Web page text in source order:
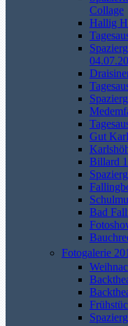
Collage
Hallig
Gut
Billard
Bad
Fotogalerie